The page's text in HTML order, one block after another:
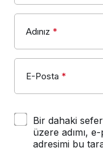
Adınız *
E-Posta *
Bir dahaki
üzere adımı,
adresimi bu